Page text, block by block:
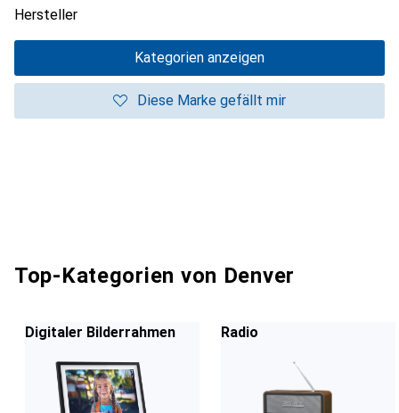
Hersteller
Kategorien anzeigen
Diese Marke gefällt mir
Top-Kategorien von Denver
Digitaler Bilderrahmen Radio